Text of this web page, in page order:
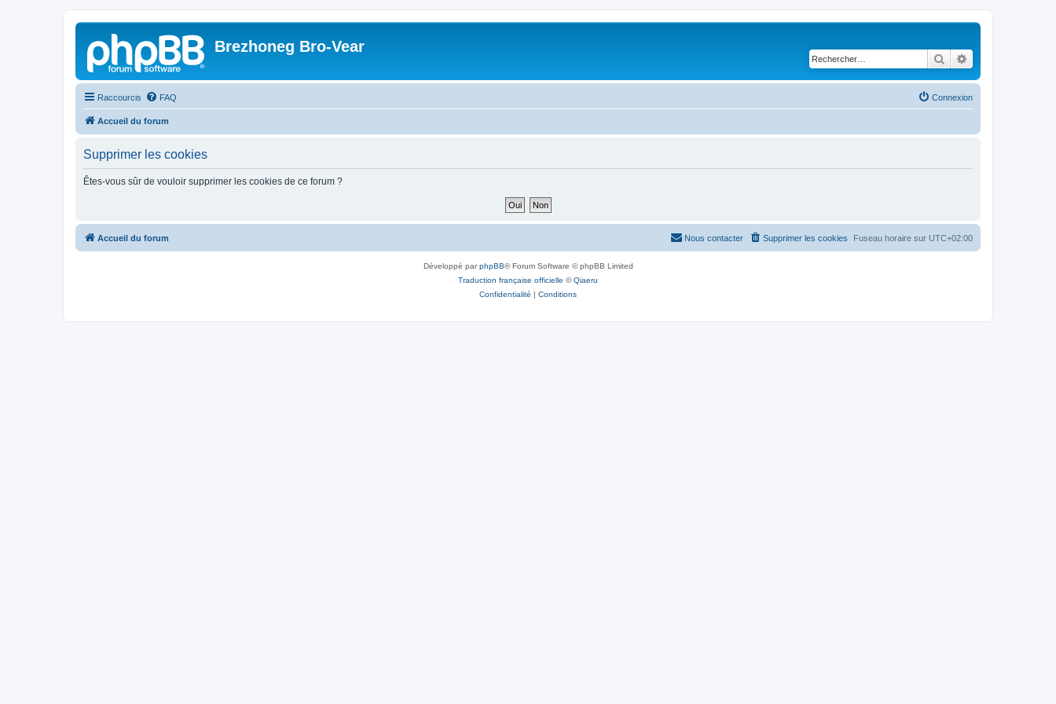
Brezhoneg Bro-Vear
Rechercher
Raccourcis FAQ Connexion
Accueil du forum
Supprimer les cookies
Êtes-vous sûr de vouloir supprimer les cookies de ce forum ?
Accueil du forum Fuseau horaire sur UTC+02:00
Supprimer les cookies
Nous contacter
Développé parphpBB® Forum Software © phpBB Limited
Traduction française officielle ©Qiaeru
Confidentialité | Conditions